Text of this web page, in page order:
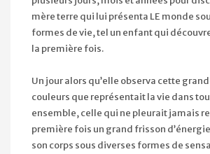
mère terre qui lui présenta LE monde
formes de vie, tel un enfant qui
la première fois.
Un jour alors qu’elle observa cette
couleurs que représentait la vie dans
ensemble, celle qui ne pleurait jamais
première fois un grand frisson
son corps sous diverses formes de